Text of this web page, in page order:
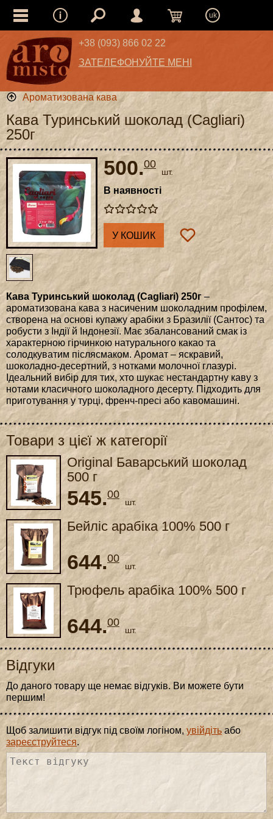
uk
+38 (093) 866 02 22
ЗАТЕЛЕФОНУЙТЕ МЕНІ
Ароматизована кава
Кава Туринський шоколад (Cagliari)
250г
500.00
шт.
В наявності
У КОШИК
Кава Туринський шоколад (Cagliari) 250г –
ароматизована кава з насиченим шоколадним профілем,
створена на основі купажу арабіки з Бразилії (Сантос) та
робусти з Індії й Індонезії. Має збалансований смак із
характерною гірчинкою натурального какао та
солодкуватим післясмаком. Аромат – яскравий,
шоколадно-десертний, з нотками молочної глазурі.
Ідеальний вибір для тих, хто шукає нестандартну каву з
нотами класичного шоколадного десерту. Підходить для
приготування у турці, френч-пресі або кавомашині.
Товари з цієї ж категорії
Original Баварський шоколад
500 г
545.00
шт.
Бейліс арабіка 100% 500 г
644.00
шт.
Трюфель арабіка 100% 500 г
644.00
шт.
Відгуки
До даного товару ще немає відгуків. Ви можете бути
першим!
Щоб залишити відгук під своїм логіном, увійдіть або
зареєструйтеся.